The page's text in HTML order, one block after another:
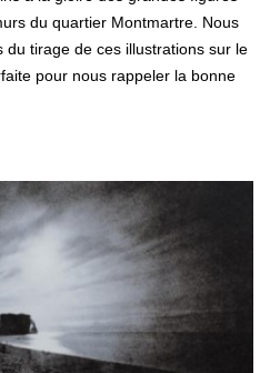
du quartier Montmartre. Nous
tirage de ces illustrations sur le
pour nous rappeler la bonne